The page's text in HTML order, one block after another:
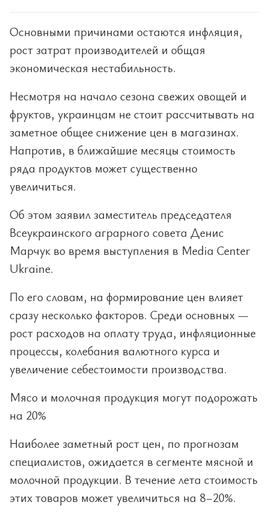
Основными причинами остаются инфляция,
рост затрат производителей и общая
экономическая нестабильность.
Несмотря на начало сезона свежих овощей и
фруктов, украинцам не стоит рассчитывать на
заметное общее снижение цен в магазинах.
Напротив, в ближайшие месяцы стоимость
ряда продуктов может существенно
увеличиться.
Об этом заявил заместитель председателя
Всеукраинского аграрного совета Денис
Марчук во время выступления в Media Center
Ukraine.
По его словам, на формирование цен влияет
сразу несколько факторов. Среди основных —
рост расходов на оплату труда, инфляционные
процессы, колебания валютного курса и
увеличение себестоимости производства.
Мясо и молочная продукция могут подорожать
на 20%
Наиболее заметный рост цен, по прогнозам
специалистов, ожидается в сегменте мясной и
молочной продукции. В течение лета стоимость
этих товаров может увеличиться на 8–20%.